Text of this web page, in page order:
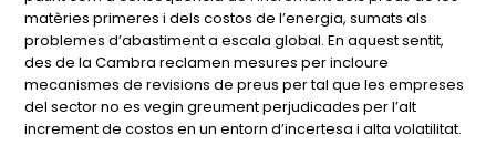
matèries primeres i dels costos de l’energia, sumats als
problemes d’abastiment a escala global. En aquest sentit,
des de la Cambra reclamen mesures per incloure
mecanismes de revisions de preus per tal que les empreses
del sector no es vegin greument perjudicades per l’alt
increment de costos en un entorn d’incertesa i alta volatilitat.